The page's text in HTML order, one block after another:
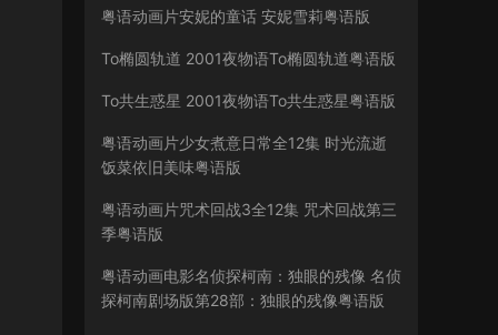
粤语动画片安妮的童话 安妮雪莉粤语版
To椭圆轨道 2001夜物语To椭圆轨道粤语版
To共生惑星 2001夜物语To共生惑星粤语版
粤语动画片少女煮意日常全12集 时光流逝
饭菜依旧美味粤语版
粤语动画片咒术回战3全12集 咒术回战第三
季粤语版
粤语动画电影名侦探柯南：独眼的残像 名侦
探柯南剧场版第28部：独眼的残像粤语版